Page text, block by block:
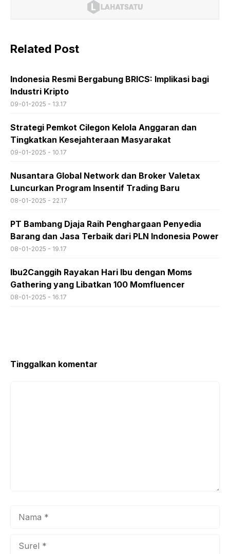
Related Post
Indonesia Resmi Bergabung BRICS: Implikasi bagi
Industri Kripto
09-01-2025 - 13.17
Strategi Pemkot Cilegon Kelola Anggaran dan
Tingkatkan Kesejahteraan Masyarakat
09-01-2025 - 10.17
Nusantara Global Network dan Broker Valetax
Luncurkan Program Insentif Trading Baru
08-01-2025 - 22.17
PT Bambang Djaja Raih Penghargaan Penyedia
Barang dan Jasa Terbaik dari PLN Indonesia Power
08-01-2025 - 19.17
Ibu2Canggih Rayakan Hari Ibu dengan Moms
Gathering yang Libatkan 100 Momfluencer
08-01-2025 - 16.17
Tinggalkan komentar